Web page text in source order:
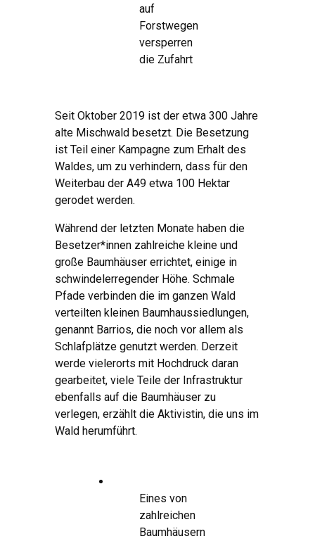
auf
Forstwegen
versperren
die Zufahrt
Seit Oktober 2019 ist der etwa 300 Jahre
alte Mischwald besetzt. Die Besetzung
ist Teil einer Kampagne zum Erhalt des
Waldes, um zu verhindern, dass für den
Weiterbau der A49 etwa 100 Hektar
gerodet werden.
Während der letzten Monate haben die
Besetzer*innen zahlreiche kleine und
große Baumhäuser errichtet, einige in
schwindelerregender Höhe. Schmale
Pfade verbinden die im ganzen Wald
verteilten kleinen Baumhaussiedlungen,
genannt Barrios, die noch vor allem als
Schlafplätze genutzt werden. Derzeit
werde vielerorts mit Hochdruck daran
gearbeitet, viele Teile der Infrastruktur
ebenfalls auf die Baumhäuser zu
verlegen, erzählt die Aktivistin, die uns im
Wald herumführt.
Eines von
zahlreichen
Baumhäusern